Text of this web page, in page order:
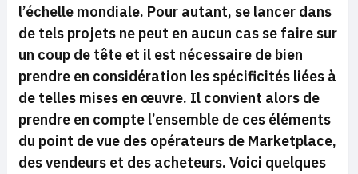
l’échelle mondiale. Pour autant, se lancer dans
de tels projets ne peut en aucun cas se faire sur
un coup de tête et il est nécessaire de bien
prendre en considération les spécificités liées à
de telles mises en œuvre. Il convient alors de
prendre en compte l’ensemble de ces éléments
du point de vue des opérateurs de Marketplace,
des vendeurs et des acheteurs. Voici quelques